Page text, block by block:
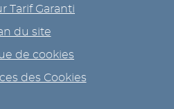
Tarif Garanti
du site
de cookies
des Cookies